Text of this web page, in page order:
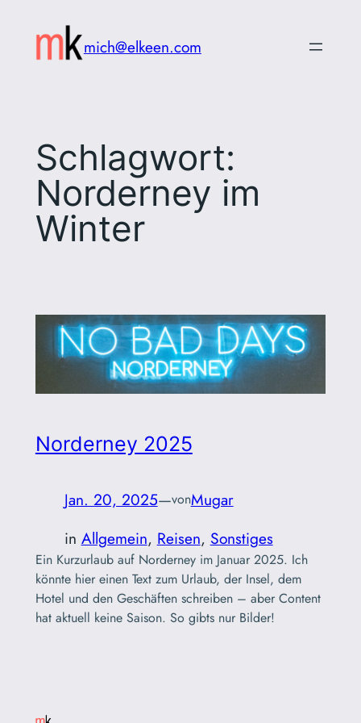
Inhalt
springen
mich@elkeen.com
Schlagwort:
Norderney im
Winter
Norderney 2025
Jan. 20, 2025—vonMugar
in Allgemein, Reisen, Sonstiges
Ein Kurzurlaub auf Norderney im Januar 2025. Ich
könnte hier einen Text zum Urlaub, der Insel, dem
Hotel und den Geschäften schreiben – aber Content
hat aktuell keine Saison. So gibts nur Bilder!